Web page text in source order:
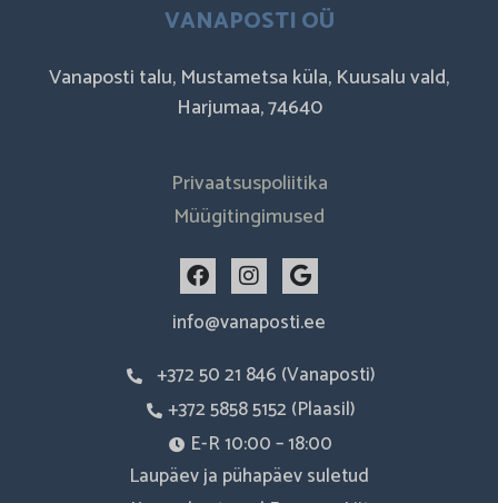
VANAPOSTI OÜ
Vanaposti talu, Mustametsa küla, Kuusalu vald,
Harjumaa, 74640
Privaatsuspoliitika
Müügitingimused
F
a
c
e
o
o
k
I
n
s
t
g
r
a
m
G
o
o
g
e
info@vanaposti.ee
+372 50 21 846 (Vanaposti)
+372 5858 5152 (Plaasil)
E-R 10:00 – 18:00
Laupäev ja pühapäev suletud